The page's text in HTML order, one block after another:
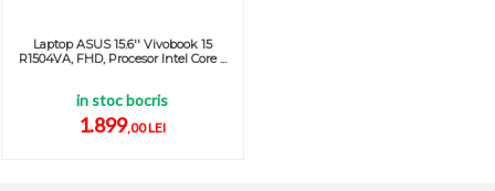
Laptop ASUS 15.6'' Vivobook 15
R1504VA, FHD, Procesor Intel Core ...
in stoc bocris
1.899,00 LEI